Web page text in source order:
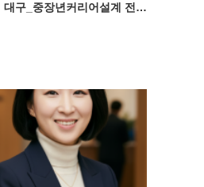
제8회 대구_중장년커리어설계 전문가(체크온검사HR전문가) 자격과정 성료